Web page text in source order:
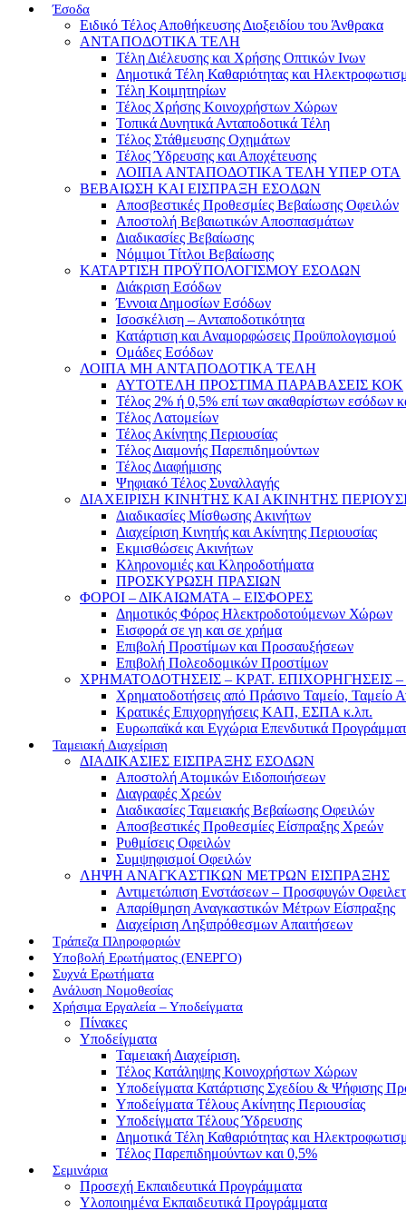
Έσοδα
Ειδικό Τέλος Αποθήκευσης Διοξειδίου του Άνθρακα
ΑΝΤΑΠΟΔΟΤΙΚΑ ΤΕΛΗ
Τέλη Διέλευσης και Χρήσης Οπτικών Ινων
Δημοτικά Τέλη Καθαριότητας και
Τέλη Κοιμητηρίων
Τέλος Χρήσης Κοινοχρήστων Χώρων
Τοπικά Δυνητικά Ανταποδοτικά Τέλη
Τέλος Στάθμευσης Οχημάτων
Τέλος Ύδρευσης και Αποχέτευσης
ΛΟΙΠΑ ΑΝΤΑΠΟΔΟΤΙΚΑ ΤΕΛΗ ΥΠΕΡ ΟΤΑ
ΒΕΒΑΙΩΣΗ ΚΑΙ ΕΙΣΠΡΑΞΗ ΕΣΟΔΩΝ
Αποσβεστικές Προθεσμίες Βεβαίωσης Οφειλών
Αποστολή Βεβαιωτικών Αποσπασμάτων
Διαδικασίες Βεβαίωσης
Νόμιμοι Τίτλοι Βεβαίωσης
ΚΑΤΑΡΤΙΣΗ ΠΡΟΫΠΟΛΟΓΙΣΜΟΥ ΕΣΟΔΩΝ
Διάκριση Εσόδων
Έννοια Δημοσίων Εσόδων
Ισοσκέλιση – Ανταποδοτικότητα
Κατάρτιση και Αναμορφώσεις Προϋπολογισμού
Ομάδες Εσόδων
ΛΟΙΠΑ ΜΗ ΑΝΤΑΠΟΔΟΤΙΚΑ ΤΕΛΗ
ΑΥΤΟΤΕΛΗ ΠΡΟΣΤΙΜΑ ΠΑΡΑΒΑΣΕΙΣ ΚΟΚ
Τέλος 2% ή 0,5% επί των ακαθαρίστων εσόδων
Τέλος Λατομείων
Τέλος Ακίνητης Περιουσίας
Τέλος Διαμονής Παρεπιδημούντων
Τέλος Διαφήμισης
Ψηφιακό Τέλος Συναλλαγής
ΔΙΑΧΕΙΡΙΣΗ ΚΙΝΗΤΗΣ ΚΑΙ ΑΚΙΝΗΤΗΣ
Διαδικασίες Μίσθωσης Ακινήτων
Διαχείριση Κινητής και Ακίνητης Περιουσίας
Εκμισθώσεις Ακινήτων
Κληρονομιές και Κληροδοτήματα
ΠΡΟΣΚΥΡΩΣΗ ΠΡΑΣΙΩΝ
ΦΟΡΟΙ – ΔΙΚΑΙΩΜΑΤΑ – ΕΙΣΦΟΡΕΣ
Δημοτικός Φόρος Ηλεκτροδοτούμενων Χώρων
Εισφορά σε γη και σε χρήμα
Επιβολή Προστίμων και Προσαυξήσεων
Επιβολή Πολεοδομικών Προστίμων
ΧΡΗΜΑΤΟΔΟΤΗΣΕΙΣ – ΚΡΑΤ. ΕΠΙΧΟΡΗΓΗΣΕΙΣ
Χρηματοδοτήσεις από Πράσινο Ταμείο,
Κρατικές Επιχορηγήσεις ΚΑΠ, ΕΣΠΑ κ.λπ.
Ευρωπαϊκά και Εγχώρια Επενδυτικά
Ταμειακή Διαχείριση
ΔΙΑΔΙΚΑΣΙΕΣ ΕΙΣΠΡΑΞΗΣ ΕΣΟΔΩΝ
Αποστολή Ατομικών Ειδοποιήσεων
Διαγραφές Χρεών
Διαδικασίες Ταμειακής Βεβαίωσης Οφειλών
Αποσβεστικές Προθεσμίες Είσπραξης Χρεών
Ρυθμίσεις Οφειλών
Συμψηφισμοί Οφειλών
ΛΗΨΗ ΑΝΑΓΚΑΣΤΙΚΩΝ ΜΕΤΡΩΝ ΕΙΣΠΡΑΞΗΣ
Αντιμετώπιση Ενστάσεων – Προσφυγών
Απαρίθμηση Αναγκαστικών Μέτρων Είσπραξης
Διαχείριση Ληξιπρόθεσμων Απαιτήσεων
Τράπεζα Πληροφοριών
Υποβολή Ερωτήματος (ΕΝΕΡΓΟ)
Συχνά Ερωτήματα
Ανάλυση Νομοθεσίας
Χρήσιμα Εργαλεία – Υποδείγματα
Πίνακες
Υποδείγματα
Ταμειακή Διαχείριση.
Τέλος Κατάληψης Κοινοχρήστων Χώρων
Υποδείγματα Κατάρτισης Σχεδίου & Ψήφισης
Υποδείγματα Τέλους Ακίνητης Περιουσίας
Υποδείγματα Τέλους Ύδρευσης
Δημοτικά Τέλη Καθαριότητας και
Τέλος Παρεπιδημούντων και 0,5%
Σεμινάρια
Προσεχή Εκπαιδευτικά Προγράμματα
Υλοποιημένα Εκπαιδευτικά Προγράμματα